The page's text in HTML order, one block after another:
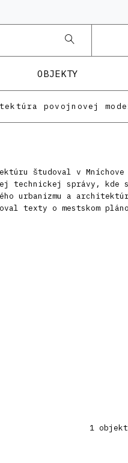
OBJEKTY
povojnovej
študoval v
technickej správy, kde
urbanizmu a
texty o mestskom
1 objekt